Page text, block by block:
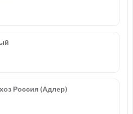
Россия (Адлер)